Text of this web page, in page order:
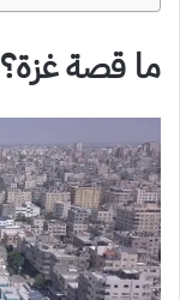
ما قصة غزة؟